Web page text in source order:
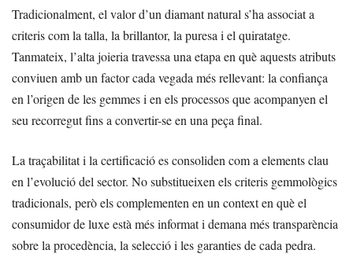
Tradicionalment, el valor d’un diamant natural s’ha associat a
criteris com la talla, la brillantor, la puresa i el quiratatge.
Tanmateix, l’alta joieria travessa una etapa en què aquests atributs
conviuen amb un factor cada vegada més rellevant: la confiança
en l’origen de les gemmes i en els processos que acompanyen el
seu recorregut fins a convertir-se en una peça final.
La traçabilitat i la certificació es consoliden com a elements clau
en l’evolució del sector. No substitueixen els criteris gemmològics
tradicionals, però els complementen en un context en què el
consumidor de luxe està més informat i demana més transparència
sobre la procedència, la selecció i les garanties de cada pedra.